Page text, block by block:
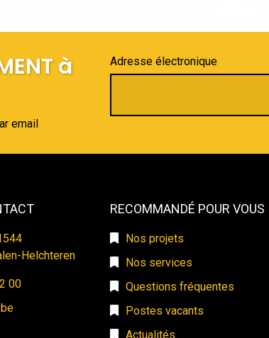
à
email
Adresse électronique
Helchteren
00
RECOMMANDÉ POUR VOUS
Nos projets
Nos services
Questions fréquentes
Postes vacants
Actualités